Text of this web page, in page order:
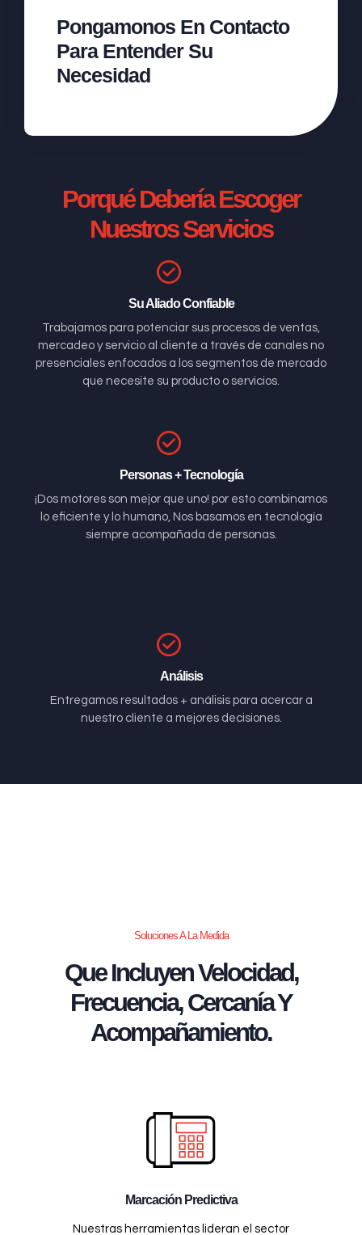
Pongamonos En Contacto
Para Entender Su
Necesidad
Porqué Debería Escoger
Nuestros Servicios
Su Aliado Confiable
Trabajamos para potenciar sus procesos de ventas,
mercadeo y servicio al cliente a través de canales no
presenciales enfocados a los segmentos de mercado
que necesite su producto o servicios.
Personas + Tecnología
¡Dos motores son mejor que uno! por esto combinamos
lo eficiente y lo humano, Nos basamos en tecnología
siempre acompañada de personas.
Análisis
Entregamos resultados + análisis para acercar a
nuestro cliente a mejores decisiones.
Soluciones A La Medida
Que Incluyen Velocidad,
Frecuencia, Cercanía Y
Acompañamiento.
Marcación Predictiva
Nuestras herramientas lideran el sector